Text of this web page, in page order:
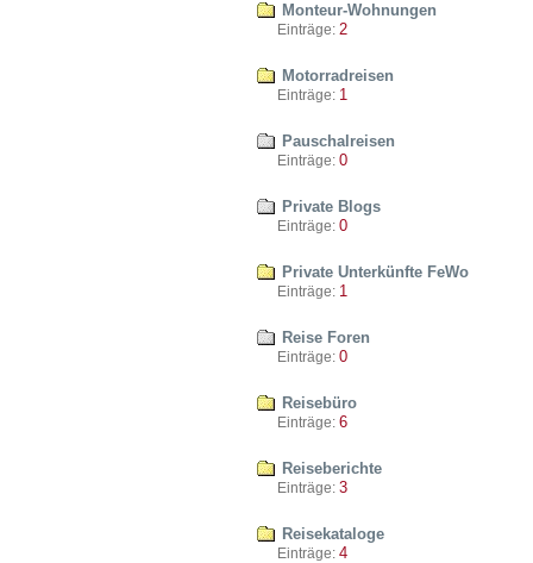
Monteur-Wohnungen
Einträge: 2
Motorradreisen
Einträge: 1
Pauschalreisen
Einträge: 0
Private Blogs
Einträge: 0
Private Unterkünfte FeWo
Einträge: 1
Reise Foren
Einträge: 0
Reisebüro
Einträge: 6
Reiseberichte
Einträge: 3
Reisekataloge
Einträge: 4